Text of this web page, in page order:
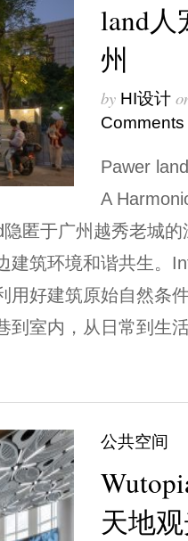
land
州
by HI设计
Comments
Pawer
A
匿于广州越秀老城
建筑环境和谐共生。
用好建筑原始自然条
到室内，从日常到生
公共空间
天地